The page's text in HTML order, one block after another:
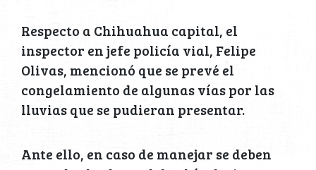
Respecto a Chihuahua capital, el
inspector en jefe policía vial, Felipe
Olivas, mencionó que se prevé el
congelamiento de algunas vías por las
lluvias que se pudieran presentar.
Ante ello, en caso de manejar se deben